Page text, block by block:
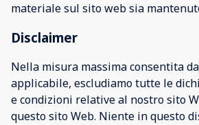
materiale sul sito web sia
Disclaimer
Nella misura massima consentita
applicabile, escludiamo tutte le
e condizioni relative al nostro sito
questo sito Web. Niente in questo